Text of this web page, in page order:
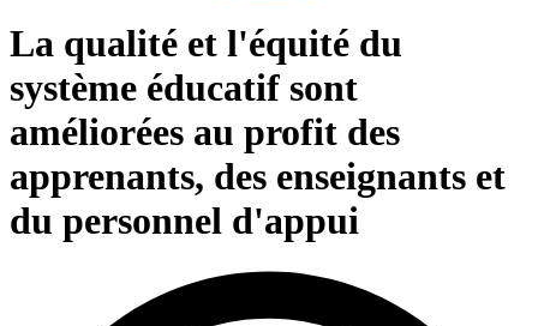
La qualité et l'équité du
système éducatif sont
améliorées au profit des
apprenants, des enseignants et
du personnel d'appui